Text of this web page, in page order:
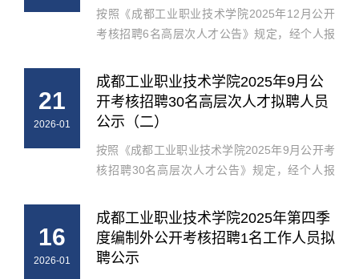
按照《成都工业职业技术学院2025年12月公开
考核招聘6名高层次人才公告》规定，经个人报
序，并经2026年1月26日学院第4次党委会研究
同意，确定陆进鹏为成都工业职业技...
21
2026-01
成都工业职业技术学院2025年9月公
开考核招聘30名高层次人才拟聘人员
公示（二）
按照《成都工业职业技术学院2025年9月公开考
核招聘30名高层次人才公告》规定，经个人报
序，并经2026年1月19日学院第2次党委会研究
同意，确定赵启明等3人为成都工业职...
16
2026-01
成都工业职业技术学院2025年第四季
度编制外公开考核招聘1名工作人员拟
聘公示